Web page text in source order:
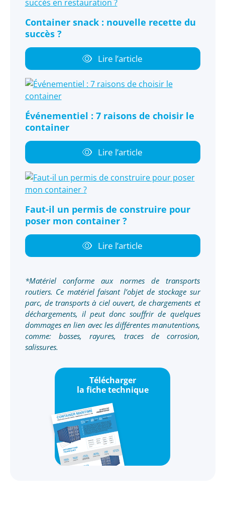
Container snack : nouvelle recette du
succès ?
Lire l’article
Événementiel : 7 raisons de choisir le
container
Lire l’article
Faut-il un permis de construire pour
poser mon container ?
Lire l’article
*Matériel conforme aux normes de transports
routiers. Ce matériel faisant l’objet de stockage sur
parc, de transports à ciel ouvert, de chargements et
déchargements, il peut donc souffrir de quelques
dommages en lien avec les différentes manutentions,
comme: bosses, rayures, traces de corrosion,
salissures.
Télécharger
la fiche technique